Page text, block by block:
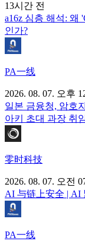
13시간 전
a16z 심층 해석: 왜
인가?
PA一线
2026. 08. 07. 오후
일본 금융청, 암호
아키 초대 과장 취
零时科技
2026. 08. 07. 오전
AI 与链上安全 | AI
PA一线